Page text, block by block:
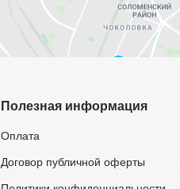
Полезная информация
Оплата
Договор публичной оферты